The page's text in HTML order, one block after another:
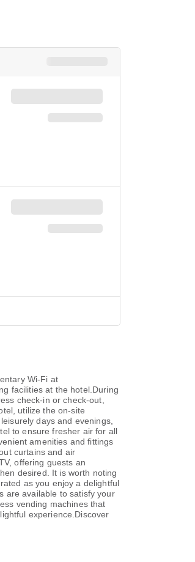
Wi-Fi at
facilities at the hotel.During
check-in or check-out,
utilize the on-site
days and evenings,
to ensure fresher air for all
amenities and fittings
curtains and air
offering guests an
desired. It is worth noting
as you enjoy a delightful
are available to satisfy your
vending machines that
experience.Discover